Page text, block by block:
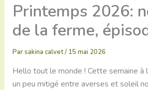
Printemps 2026:
de la ferme,
Parsakina calvet/ 15 mai 2026
Hello tout le monde ! Cette semaine à
un peu mitigé entre averses et soleil